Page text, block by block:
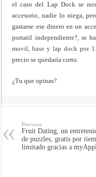
el caso del Lap Dock se
accesorio, nadie lo niega,
gastarse ese dinero en un
portatil independiente?, se
movil, base y lap dock por
precio se quedaría corto.
¿Tu que opinas?
Previous
Fruit Dating, un
de puzzles, gratis por
limitado gracias a